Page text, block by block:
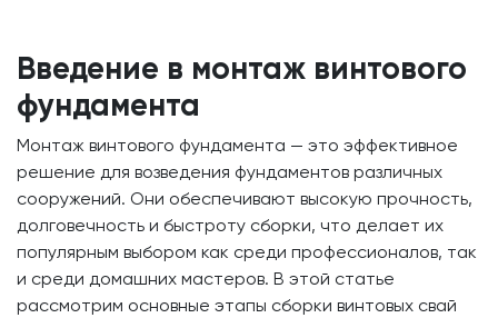
Введение в монтаж винтового
фундамента
Монтаж винтового фундамента — это эффективное
решение для возведения фундаментов различных
сооружений. Они обеспечивают высокую прочность,
долговечность и быстроту сборки, что делает их
популярным выбором как среди профессионалов, так
и среди домашних мастеров. В этой статье
рассмотрим основные этапы сборки винтовых свай